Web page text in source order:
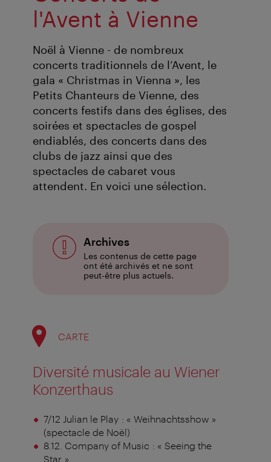
l'Avent à Vienne
Noël à Vienne - de nombreux
concerts traditionnels de l’Avent, le
gala « Christmas in Vienna », les
Petits Chanteurs de Vienne, des
concerts festifs dans des églises, des
soirées et spectacles de gospel
endiablés, des concerts dans des
clubs de jazz ainsi que des
spectacles de cabaret vous
attendent. En voici une sélection.
Archives
Les contenus de cette page
ont été archivés et ne sont
peut-être plus actuels.
CARTE
Diversité musicale au Wiener
Konzerthaus
7/12 Julian le Play : « Weihnachtsshow »
(spectacle de Noël)
8.12. Company of Music : « Seeing the
Star »